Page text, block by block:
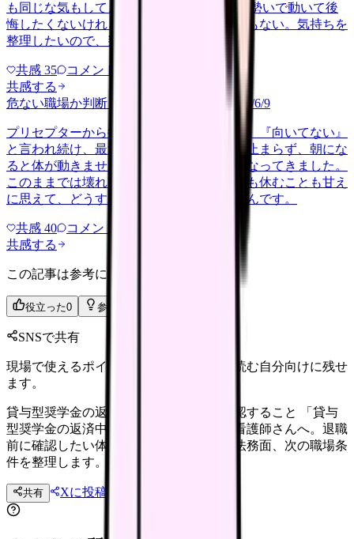
も同じな気もして、決め手がありません。 勢いで動いて後
悔したくないけれど、このまま留まる根拠もない。気持ちを
整理したいので、判断材料の集…
共感 35 コメント
共感する
危ない職場か判断してほしい
2026/6/9
プリセプターから毎日のように『辞めれば』『向いてない』
と言われ続け、最近は職場が近づくと涙が止まらず、朝にな
ると体が動きません。食事も喉を通らなくなってきました。
このままでは壊れてしまう気がします。でも休むことも甘え
に思えて、どうすればいいのか分からないんです。
共感 40 コメント
共感する
この記事は参考になりましたか？
役立った0 参考になった
SNSで共有
現場で使えるポイントを、同僚やあとで読む自分向けに残せ
ます。
貸与型奨学金の返済中に辞めたい時に確認すること 「貸与
型奨学金の返済中に辞めたい」と感じる看護師さんへ。退職
前に確認したい体調、職場内の選択肢、法務面、次の職場条
件を整理します。
共有 Xに投稿